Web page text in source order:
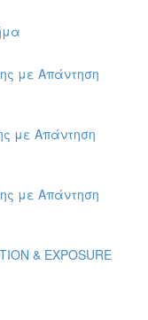
με Απάντηση
με Απάντηση
με Απάντηση
& EXPOSURE